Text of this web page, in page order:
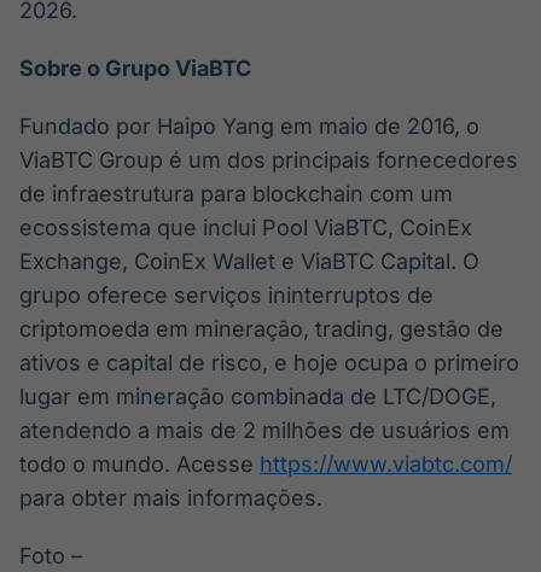
2026.
Sobre o Grupo ViaBTC
Fundado por Haipo Yang em maio de 2016, o
ViaBTC Group é um dos principais fornecedores
de infraestrutura para blockchain com um
ecossistema que inclui Pool ViaBTC, CoinEx
Exchange, CoinEx Wallet e ViaBTC Capital. O
grupo oferece serviços ininterruptos de
criptomoeda em mineração, trading, gestão de
ativos e capital de risco, e hoje ocupa o primeiro
lugar em mineração combinada de LTC/DOGE,
atendendo a mais de 2 milhões de usuários em
todo o mundo. Acesse https://www.viabtc.com/
para obter mais informações.
Foto –